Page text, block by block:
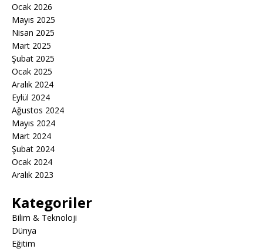
Ocak 2026
Mayıs 2025
Nisan 2025
Mart 2025
Şubat 2025
Ocak 2025
Aralık 2024
Eylül 2024
Ağustos 2024
Mayıs 2024
Mart 2024
Şubat 2024
Ocak 2024
Aralık 2023
Kategoriler
Bilim & Teknoloji
Dünya
Eğitim